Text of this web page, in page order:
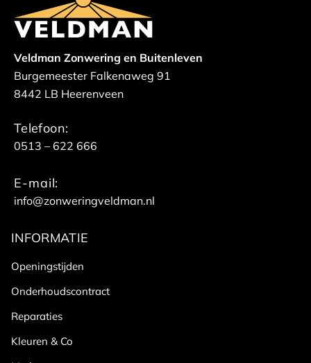
Veldman Zonwering en Buitenleven
Burgemeester Falkenaweg 91
8442 LB Heerenveen
Telefoon:
0513 – 622 666
E-mail:
info@zonweringveldman.nl
INFORMATIE
Openingstijden
Onderhoudscontract
Reparaties
Kleuren & Co